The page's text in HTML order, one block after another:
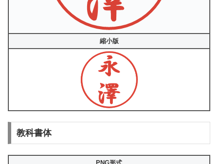
縮小版
教科書体